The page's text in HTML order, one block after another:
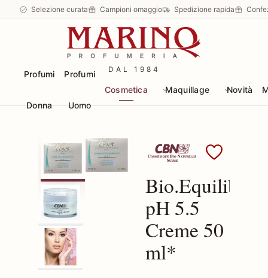
Selezione curata Campioni omaggio Spedizione rapida
DAL 1984
Profumi
Donna
Profumi
Uomo
Cosmetica Maquillage Novità
Scopri i prodotti CBN
pH 5.5
Creme 50
ml*